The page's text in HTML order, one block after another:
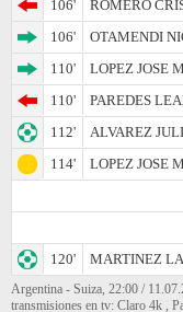
106'
ROMERO
106'
OTAMENDI
110'
LOPEZ JOSE
110'
PAREDES
112'
ALVAREZ
114'
LOPEZ JOSE
120'
MARTINEZ
Argentina - Suiza, 22:00 /
transmisiones en tv: Claro 4k ,